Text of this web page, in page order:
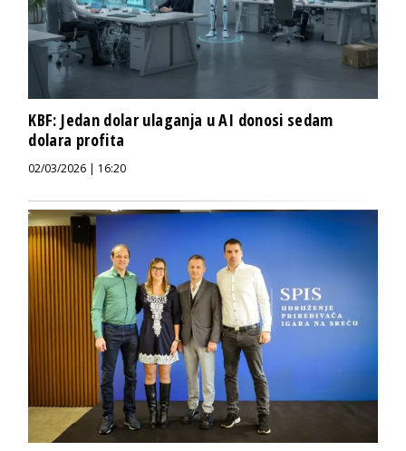
KBF: Jedan dolar ulaganja u AI donosi sedam
dolara profita
02/03/2026 | 16:20